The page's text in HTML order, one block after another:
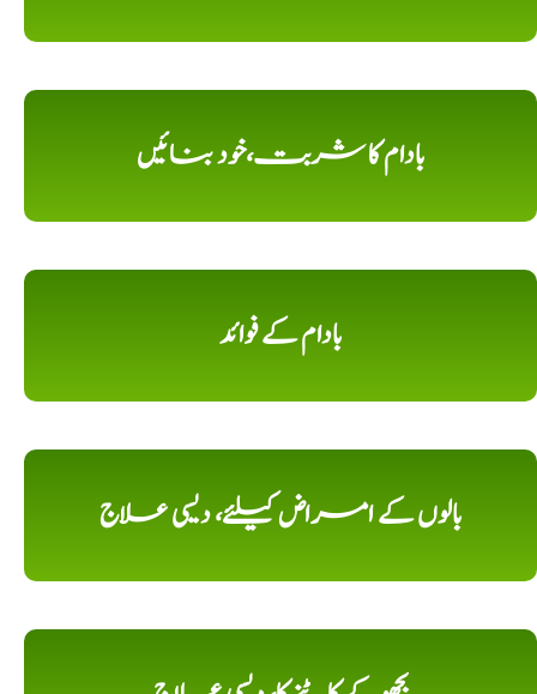
بادام کا شربت،خود بنائیں
بادام کے فوائد
بالوں کے امراض کیلئے، دیسی علاج